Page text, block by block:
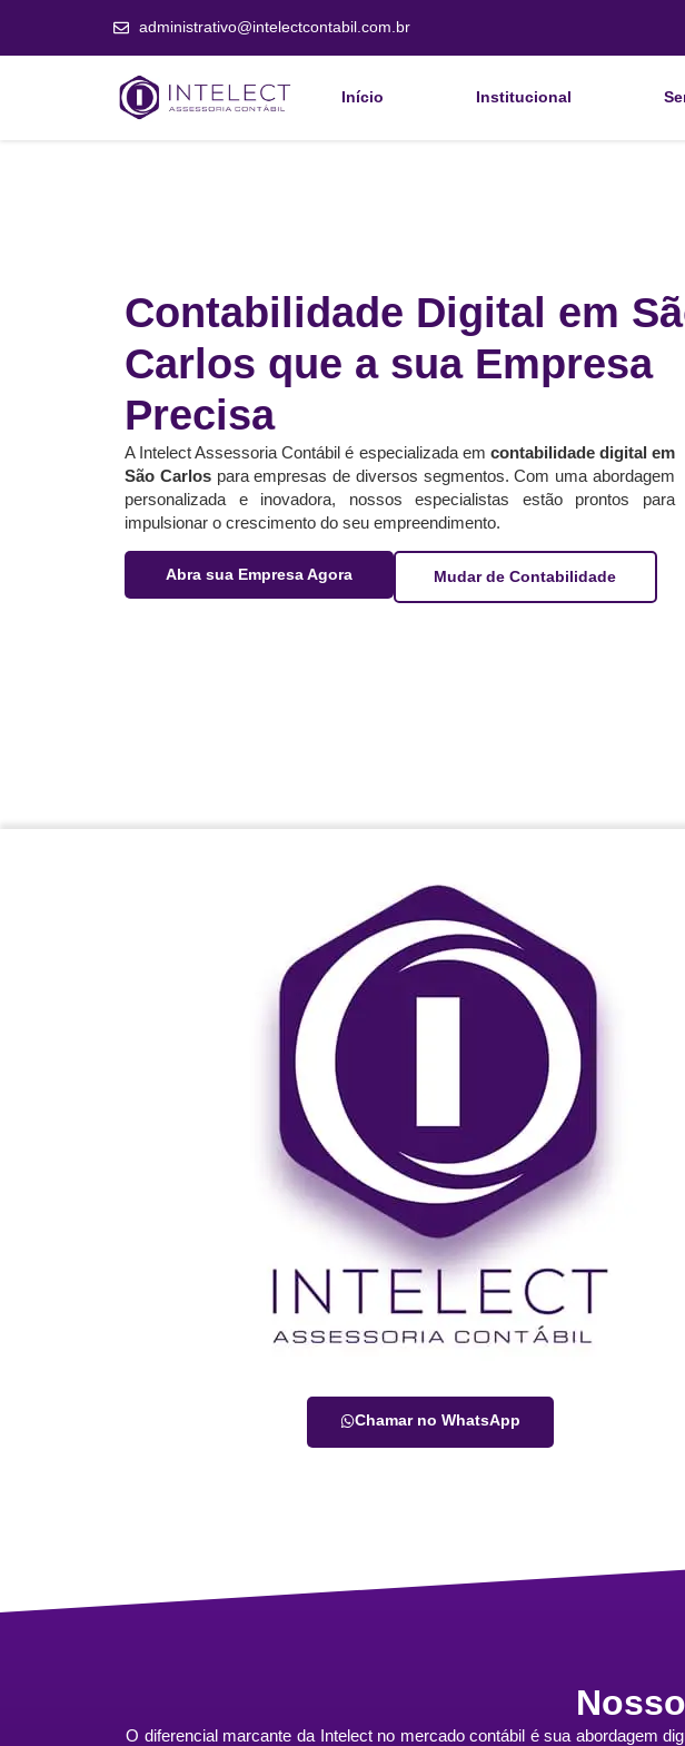
administrativo@intelectcontabil.com.br
Início Institucional
Contabilidade Digital em
Carlos que a sua Empresa
Precisa
A Intelect Assessoria Contábil é especializada em contabilidade digital em
São Carlospara empresas de diversos segmentos. Com uma abordagem
personalizada e inovadora, nossos especialistas estão prontos para
impulsionar o crescimento do seu empreendimento.
Abra sua Empresa Agora Mudar de Contabilidade
Chamar no WhatsApp
O diferencial marcante da Intelect no mercado contábil é sua abordagem